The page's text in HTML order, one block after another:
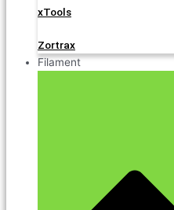
xTools
Zortrax
Filament